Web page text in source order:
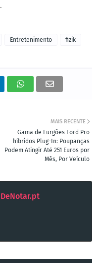
.
Entretenimento
fizik
MAIS RECENTE
Gama de Furgões Ford Pro
híbridos Plug-In: Poupanças
Podem Atingir Até 251 Euros por
Mês, Por Veículo
DeNotar.pt